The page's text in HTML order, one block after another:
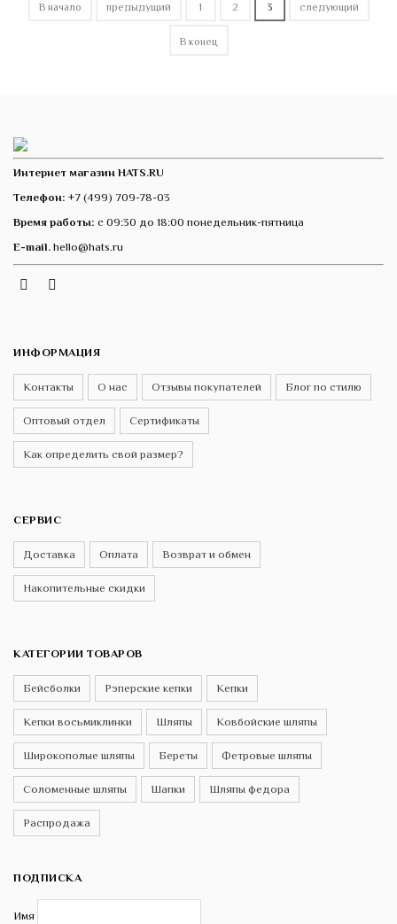
В начало предыдущий 1 2 3 следующий
В конец
Интернет магазин HATS.RU
Телефон: +7 (499) 709-78-03
Время работы: с 09:30 до 18:00 понедельник-пятница
E-mail. hello@hats.ru
Instagram
ИНФОРМАЦИЯ
Контакты О нас Отзывы покупателей Блог по стилю
Оптовый отдел Сертификаты
Как определить свой размер?
СЕРВИС
Доставка Оплата Возврат и обмен
Накопительные скидки
КАТЕГОРИИ ТОВАРОВ
Бейсболки Рэперские кепки Кепки
Кепки восьмиклинки Шляпы Ковбойские шляпы
Широкополые шляпы Береты Фетровые шляпы
Соломенные шляпы Шапки Шляпы федора
Распродажа
ПОДПИСКА
Имя